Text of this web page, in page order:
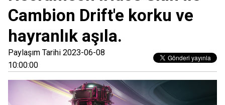
Cambion Drift'e korku ve
hayranlık aşıla.
Paylaşım Tarihi 2023-06-08
10:00:00